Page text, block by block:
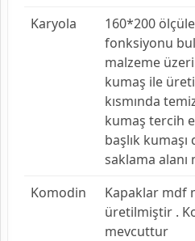
Karyola
160*200
fonksiyonu
malzeme
kumaş ile
kısmında
kumaş tercih
başlık kumaşı
saklama alanı
Komodin
Kapaklar mdf
üretilmiştir .
mevcuttur